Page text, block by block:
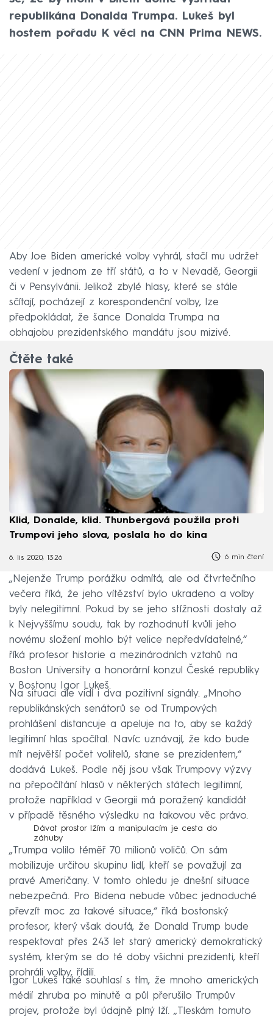
republikána Donalda Trumpa. Lukeš byl
hostem pořadu K věci na CNN Prima NEWS.
Aby Joe Biden americké volby vyhrál, stačí mu udržet
vedení v jednom ze tří států, a to v Nevadě, Georgii
či v Pensylvánii. Jelikož zbylé hlasy, které se stále
sčítají, pocházejí z korespondenční volby, lze
předpokládat, že šance Donalda Trumpa na
obhajobu prezidentského mandátu jsou mizivé.
Čtěte také
Klid, Donalde, klid. Thunbergová použila proti
Trumpovi jeho slova, poslala ho do kina
6. lis 2020, 13:26 6 min čtení
„Nejenže Trump porážku odmítá, ale od čtvrtečního
večera říká, že jeho vítězství bylo ukradeno a volby
byly nelegitimní. Pokud by se jeho stížnosti dostaly až
k Nejvyššímu soudu, tak by rozhodnutí kvůli jeho
novému složení mohlo být velice nepředvídatelné,“
říká profesor historie a mezinárodních vztahů na
Boston University a honorární konzul České republiky
v Bostonu Igor Lukeš.
Na situaci ale vidí i dva pozitivní signály. „Mnoho
republikánských senátorů se od Trumpových
prohlášení distancuje a apeluje na to, aby se každý
legitimní hlas spočítal. Navíc uznávají, že kdo bude
mít největší počet volitelů, stane se prezidentem,“
dodává Lukeš. Podle něj jsou však Trumpovy výzvy
na přepočítání hlasů v některých státech legitimní,
protože například v Georgii má poražený kandidát
v případě těsného výsledku na takovou věc právo.
Dávat prostor lžím a manipulacím je cesta do
záhuby
„Trumpa volilo téměř 70 milionů voličů. On sám
mobilizuje určitou skupinu lidí, kteří se považují za
pravé Američany. V tomto ohledu je dnešní situace
nebezpečná. Pro Bidena nebude vůbec jednoduché
převzít moc za takové situace,“ říká bostonský
profesor, který však doufá, že Donald Trump bude
respektovat přes 243 let starý americký demokratický
systém, kterým se do té doby všichni prezidenti, kteří
prohráli volby, řídili.
Igor Lukeš také souhlasí s tím, že mnoho amerických
médií zhruba po minutě a půl přerušilo Trumpův
projev, protože byl údajně plný lží. „Tleskám tomuto